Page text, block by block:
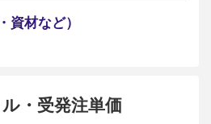
資材など）
・受発注単価